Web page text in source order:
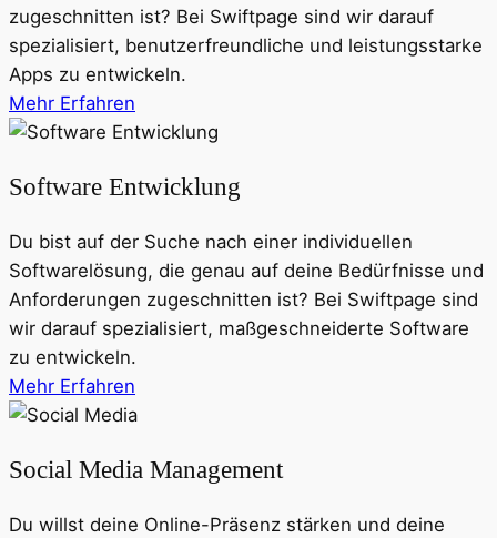
zugeschnitten ist? Bei Swiftpage sind wir darauf
spezialisiert, benutzerfreundliche und leistungsstarke
Apps zu entwickeln.
Mehr Erfahren
Software Entwicklung
Du bist auf der Suche nach einer individuellen
Softwarelösung, die genau auf deine Bedürfnisse und
Anforderungen zugeschnitten ist? Bei Swiftpage sind
wir darauf spezialisiert, maßgeschneiderte Software
zu entwickeln.
Mehr Erfahren
Social Media Management
Du willst deine Online-Präsenz stärken und deine